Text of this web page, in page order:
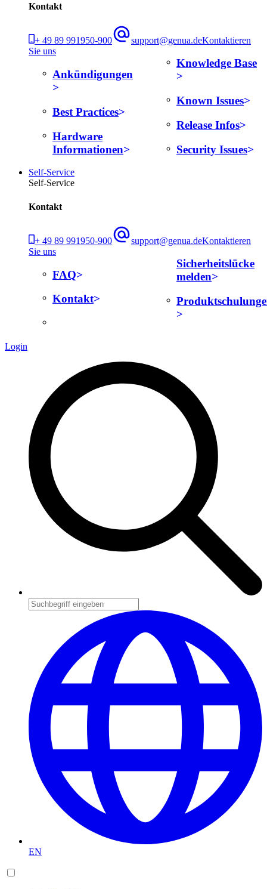
Kontakt
+ 49 89 991950-900 support@genua.deKontaktieren
Sie uns
Ankündigungen
Best Practices
Hardware
Informationen
Knowledge Base
Known Issues
Release Infos
Security Issues
Self-Service
Self-Service
Kontakt
+ 49 89 991950-900 support@genua.deKontaktieren
Sie uns
FAQ
Kontakt
Sicherheitslücke
melden
Login
EN